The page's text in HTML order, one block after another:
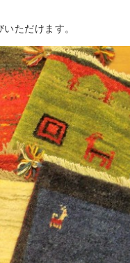
ただけます。